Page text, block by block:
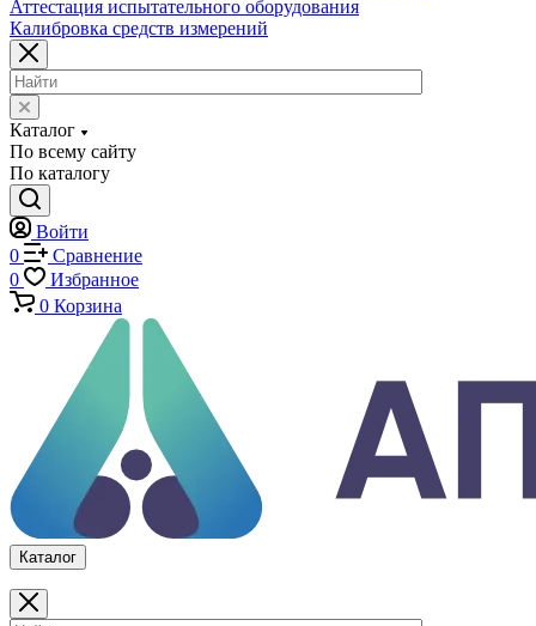
Универсальные электромеханические разрывные машины
Машины для испытаний на усталость
Машины для испытания пружин
Экстензометры (Измерители деформации)
Системы температурных испытаний
Машины на кручение
Машины на изгиб
Копры маятниковые
Оснастка и приспособления для испытаний
Испытательные прессы
Специализированные машины
Климатические камеры
Механические толщиномеры защитных покрытий
Аттестация испытательного оборудования
Калибровка средств измерений
Каталог
По всему сайту
По каталогу
Войти
Сравнение
0
Избранное
0